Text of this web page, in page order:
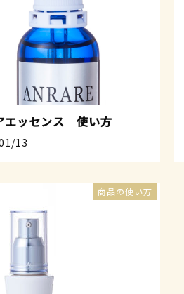
エッセンス 使い方
13
商品の使い方